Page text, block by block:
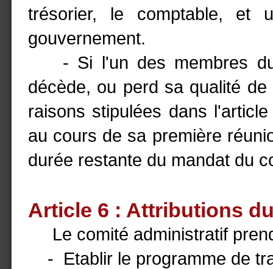
trésorier, le comptable, et
gouvernement.
- Si l'un des membres du
décède, ou perd sa qualité
raisons stipulées dans
au cours de sa première
durée restante du mandat du
Article 6 : Attributions
Le comité administratif
- Etablir le programme de